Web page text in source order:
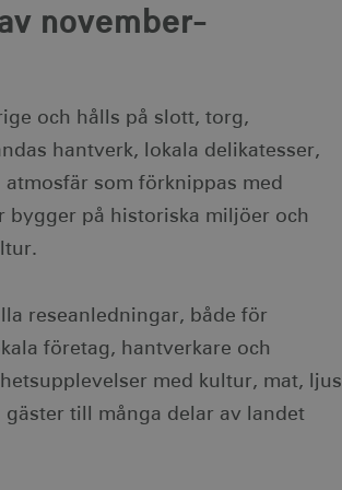
november-
och hålls på slott, torg,
hantverk, lokala delikatesser,
som förknippas med
bygger på historiska miljöer och
reseanledningar, både för
företag, hantverkare och
med kultur, mat, ljus
till många delar av landet
att Cookie-
om
vilket garanterar
webbstandarder
av webbplatser
en anonym
av kakor för icke-
sida och används
information.
identifierbar
identifierbar